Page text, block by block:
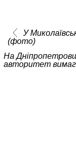
У
(фото)
На
авторитет